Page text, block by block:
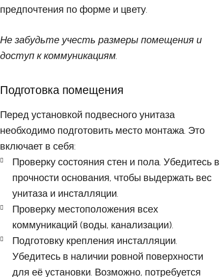
предпочтения по форме и цвету.
Не забудьте учесть размеры помещения и
доступ к коммуникациям.
Подготовка помещения
Перед установкой подвесного унитаза
необходимо подготовить место монтажа. Это
включает в себя:
Проверку состояния стен и пола. Убедитесь в
прочности основания, чтобы выдержать вес
унитаза и инсталляции.
Проверку местоположения всех
коммуникаций (воды, канализации).
Подготовку крепления инсталляции.
Убедитесь в наличии ровной поверхности
для её установки. Возможно, потребуется